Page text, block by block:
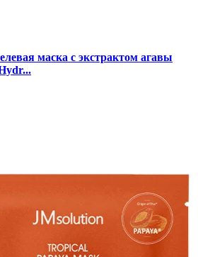
маска с экстрактом агавы